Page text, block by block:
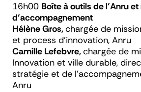
16h00 Boîte à outils de l’Anru
d’accompagnement
Hélène Gros,chargée de
et process d’innovation, Anru
Camille Lefebvre,chargée de
Innovation et ville durable,
stratégie et de
Anru